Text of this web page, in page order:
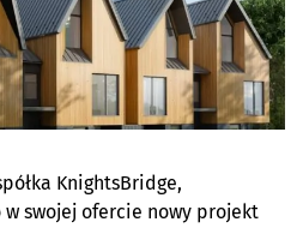
KnightsBridge,
swojej ofercie nowy projekt